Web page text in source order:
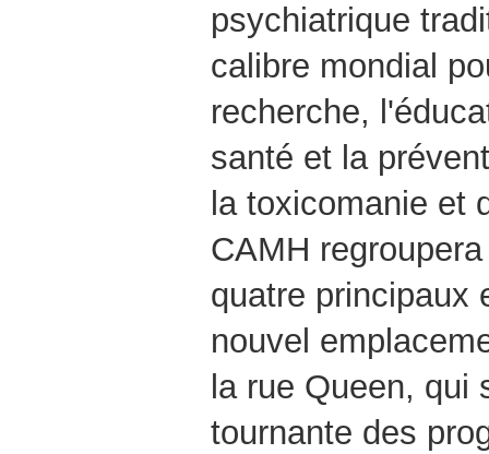
psychiatrique
calibre mondial
recherche,
santé et la
la toxicomanie et
CAMH
quatre principaux
nouvel
la rue Queen, qui
tournante des